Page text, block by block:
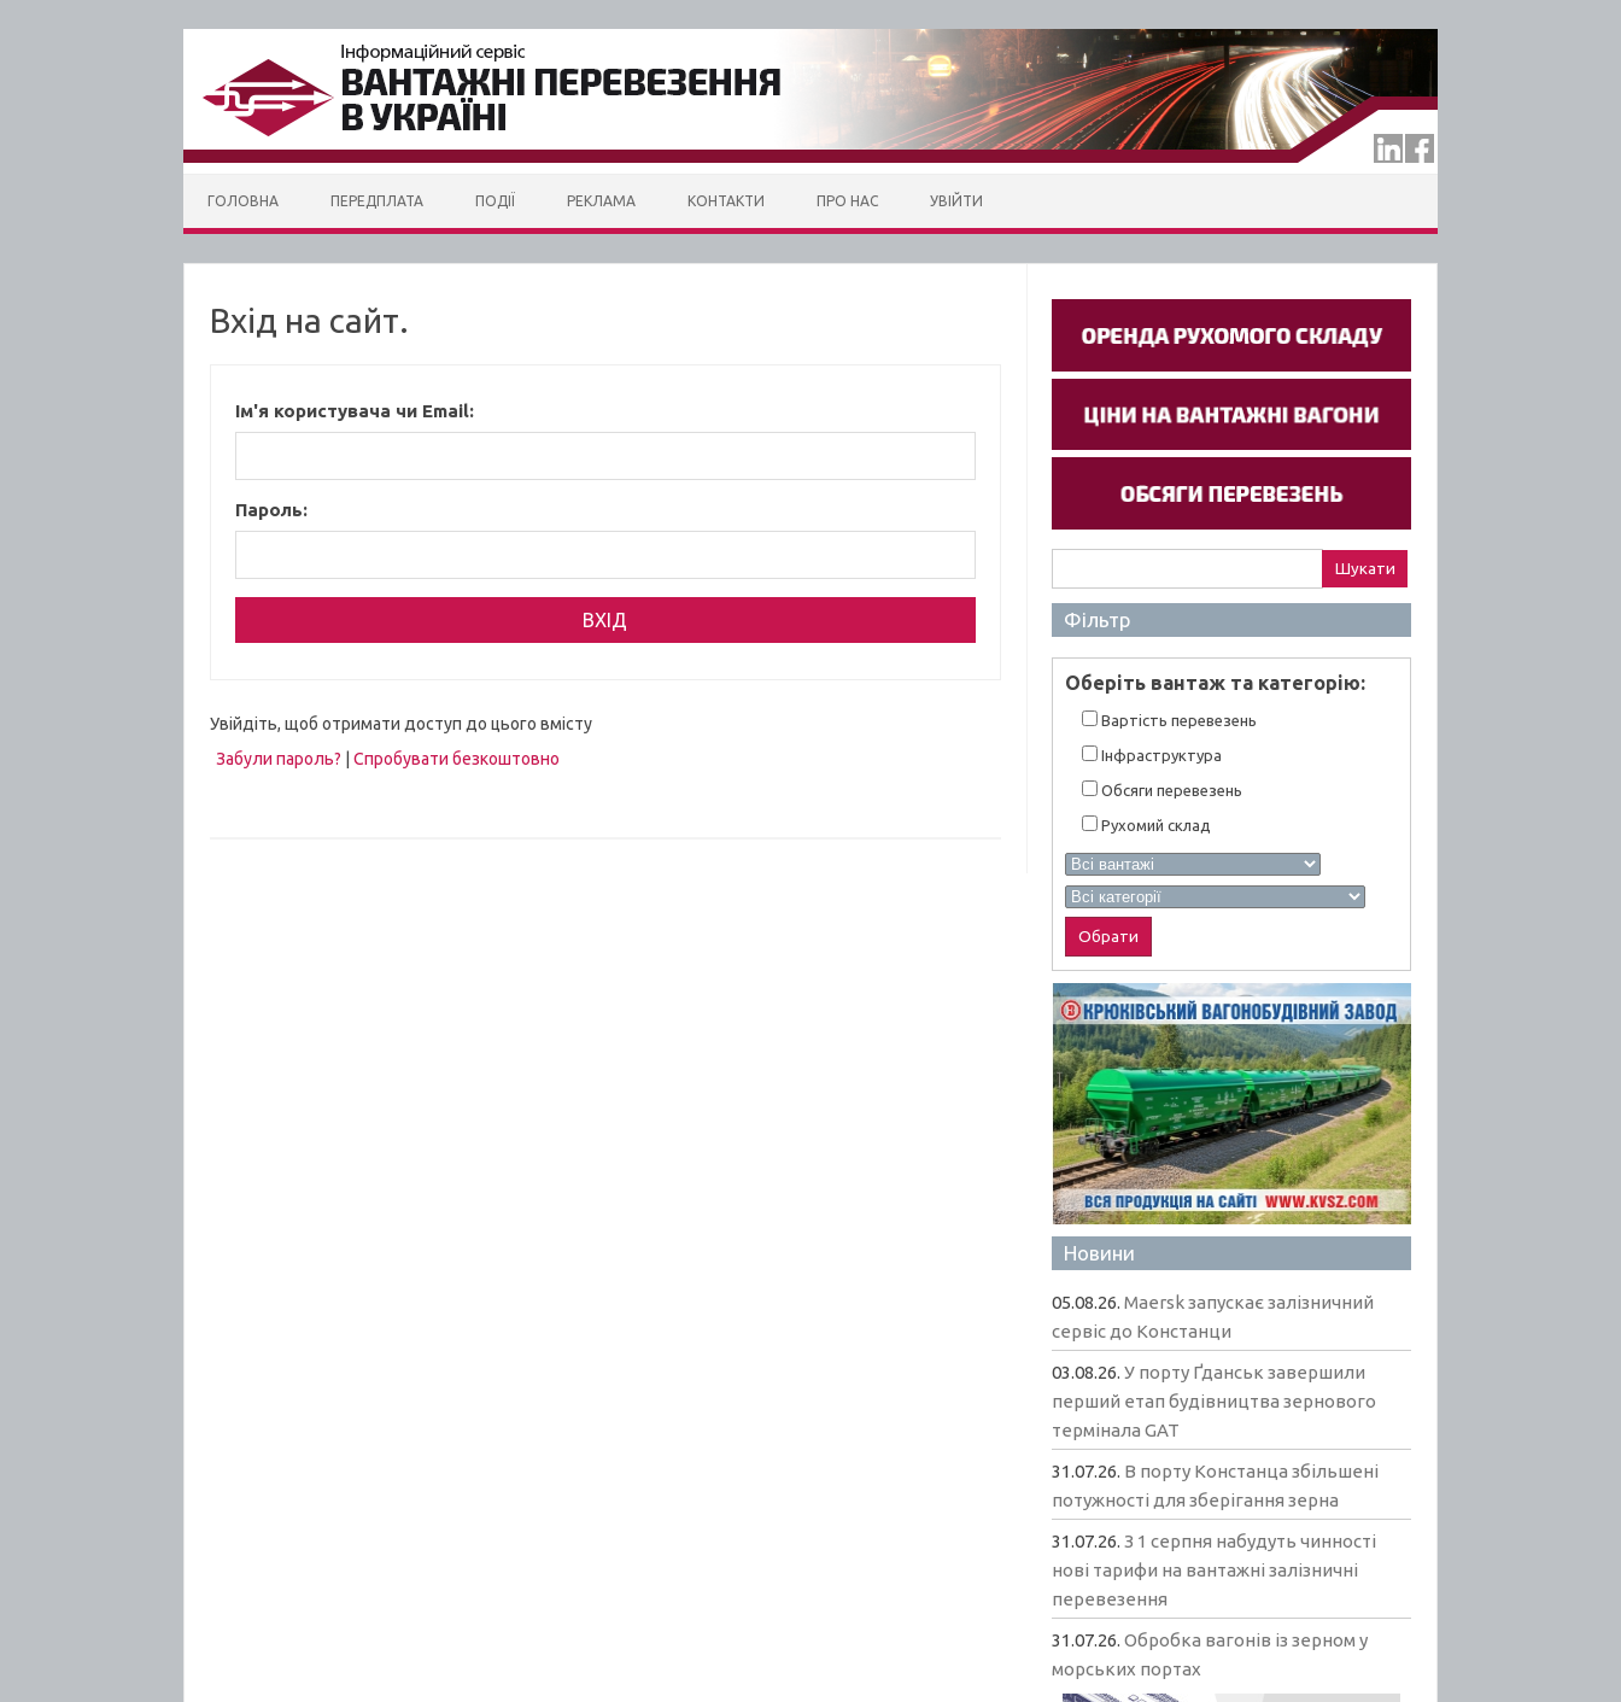
ГОЛОВНА ПЕРЕДПЛАТА ПОДІЇ РЕКЛАМА КОНТАКТИ ПРО НАС УВІЙТИ
Вхід на сайт.
Ім'я користувача чи Email:
Пароль:
Увійдіть, щоб отримати доступ до цього вмісту
Забули пароль?
Спробувати безкоштовно
Фільтр
Оберiть вантаж та категорiю:
Вартiсть перевезень
Інфраструктура
Обсяги перевезень
Рухомий склад
Новини
05.08.26.Maersk запускає залізничний
сервіс до Констанци
03.08.26.У порту Ґданськ завершили
перший етап будівництва зернового
термінала GAT
31.07.26. В порту Констанца збільшені
потужності для зберігання зерна
31.07.26.З 1 серпня набудуть чинності
нові тарифи на вантажні залізничні
перевезення
31.07.26.Обробка вагонів із зерном у
морських портах